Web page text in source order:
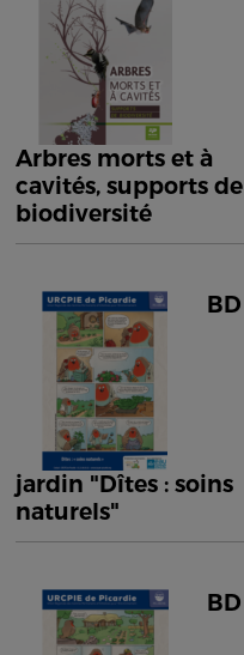
Arbres morts et à
cavités, supports de
biodiversité
BD
jardin "Dîtes : soins
naturels"
BD